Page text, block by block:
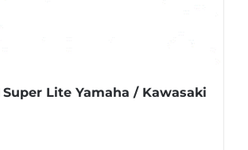
Lite Yamaha / Kawasaki